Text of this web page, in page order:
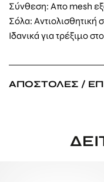
Σύνθεση: Απο mesh
Σόλα: Αντιολισθητική
Ιδανικά για τρέξιμο
ΑΠΟΣΤΟΛΈΣ /